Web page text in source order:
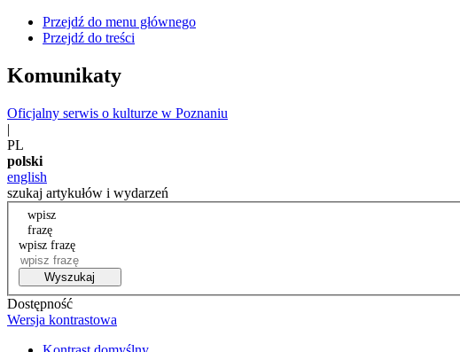
Przejdź do menu głównego
Przejdź do treści
Komunikaty
Oficjalny serwis o kulturze w Poznaniu
|
PL
polski
english
szukaj artykułów i wydarzeń
wpisz
frazę
wpisz frazę
Wyszukaj
Dostępność
Wersja kontrastowa